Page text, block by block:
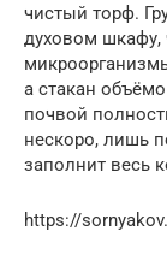
чистый торф.
духовом шкафу,
а стакан
почвой
нескоро, лишь
заполнит весь
https://